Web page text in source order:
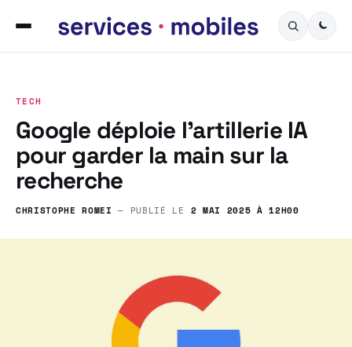
TECH
Google déploie l’artillerie IA
pour garder la main sur la
recherche
CHRISTOPHE ROMEI — PUBLIÉ LE 2 MAI 2025 À 12H00